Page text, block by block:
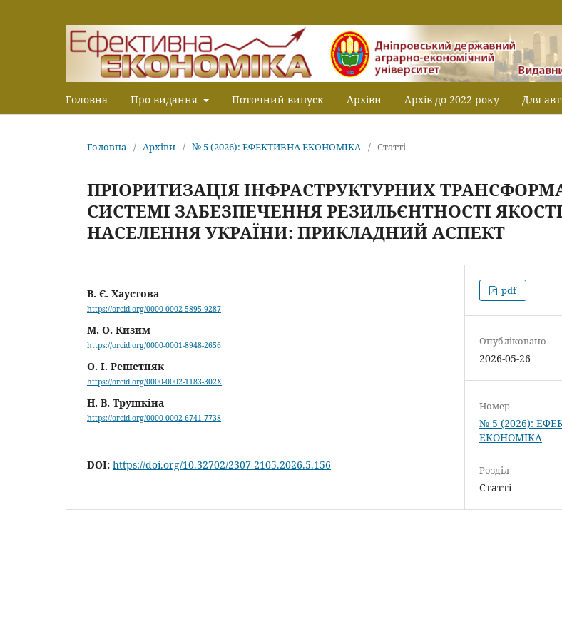
Головна Про видання Поточний випуск Архіви Архів до 2022 року Для
Головна / Архіви / № 5 (2026): ЕФЕКТИВНА ЕКОНОМІКА / Статті
ПРІОРИТИЗАЦІЯ ІНФРАСТРУКТУРНИХ
СИСТЕМІ ЗАБЕЗПЕЧЕННЯ РЕЗИЛЬЄНТНОСТІ
НАСЕЛЕННЯ УКРАЇНИ: ПРИКЛАДНИЙ АСПЕКТ
В. Є. Хаустова
https://orcid.org/0000-0002-5895-9287
М. О. Кизим
https://orcid.org/0000-0001-8948-2656
О. І. Решетняк
https://orcid.org/0000-0002-1183-302X
Н. В. Трушкіна
https://orcid.org/0000-0002-6741-7738
DOI: https://doi.org/10.32702/2307-2105.2026.5.156
pdf
Опубліковано
2026-05-26
Номер
№ 5 (2026):
ЕКОНОМІКА
Розділ
Статті